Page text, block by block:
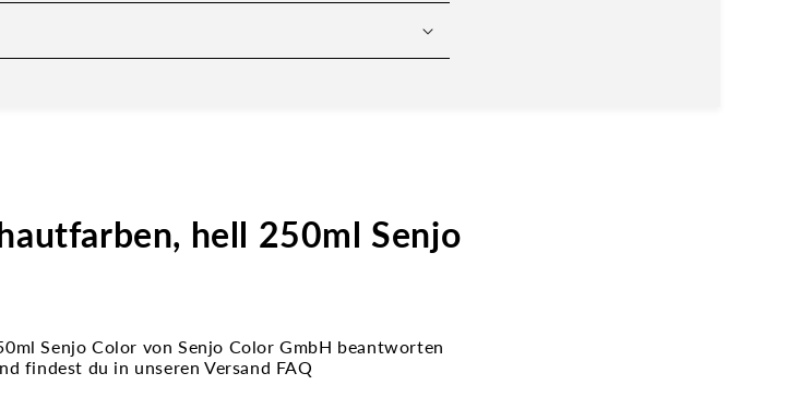
hell 250ml Senjo
Senjo Color von Senjo Color GmbH beantworten
findest du in unseren Versand FAQ